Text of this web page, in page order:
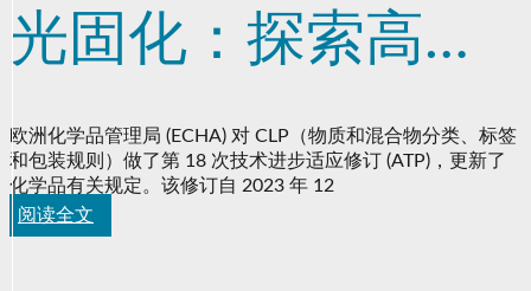
光固化：探索高性
能 TMPTA 替代品
欧洲化学品管理局 (ECHA) 对 CLP（物质和混合物分类、标签
和包装规则）做了第 18 次技术进步适应修订 (ATP)，更新了
化学品有关规定。该修订自 2023 年 12
阅读全文